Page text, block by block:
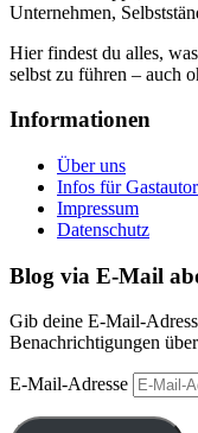
Unternehmen,
Hier findest du alles,
selbst zu führen – auch
Informationen
Über uns
Infos für
Impressum
Datenschutz
Blog via E-Mail
Gib deine E-Mail-
Benachrichtigungen
E-Mail-Adresse